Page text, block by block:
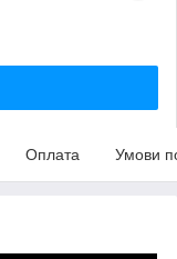
Оплата Умови